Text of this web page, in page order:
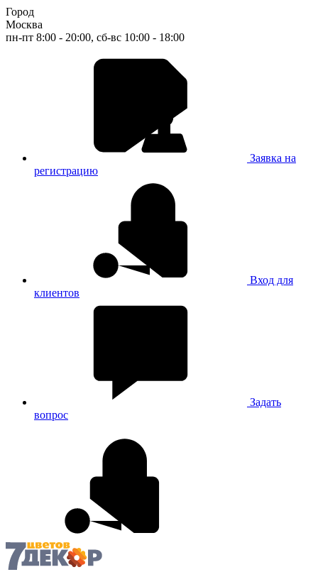
Город
Москва
пн-пт 8:00 - 20:00, сб-вс 10:00 - 18:00
Заявка на
регистрацию
Вход для
клиентов
Задать
вопрос